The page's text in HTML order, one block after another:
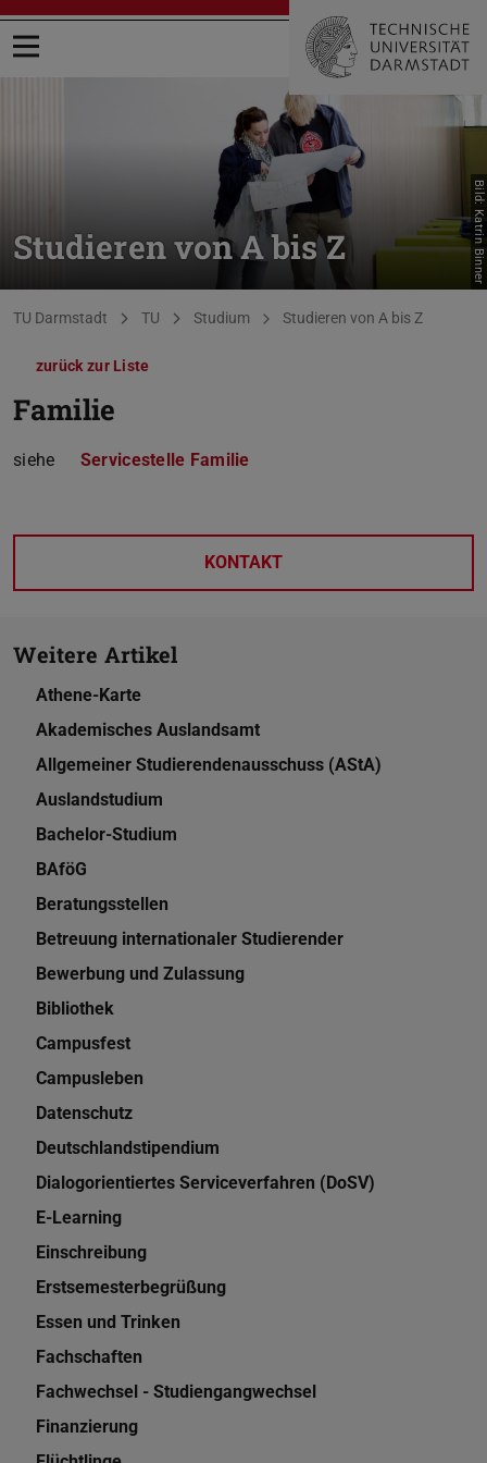
Menü öffnen
Studieren von A bis Z Bild: Katrin Binner
Sie befinden sich hier:
TU Darmstadt TU Studium Studieren von A bis Z
zurück zur Liste
Familie
siehe Servicestelle Familie
KONTAKT
Weitere Artikel
Athene-Karte
Akademisches Auslandsamt
Allgemeiner Studierendenausschuss (AStA)
Auslandstudium
Bachelor-Studium
BAföG
Beratungsstellen
Betreuung internationaler Studierender
Bewerbung und Zulassung
Bibliothek
Campusfest
Campusleben
Datenschutz
Deutschlandstipendium
Dialogorientiertes Serviceverfahren (DoSV)
E-Learning
Einschreibung
Erstsemesterbegrüßung
Essen und Trinken
Fachschaften
Fachwechsel - Studiengangwechsel
Finanzierung